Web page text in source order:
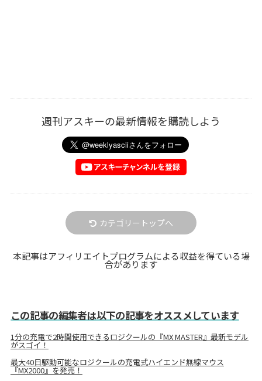
週刊アスキーの最新情報を購読しよう
カテゴリートップへ
本記事はアフィリエイトプログラムによる収益を得ている場
合があります
この記事の編集者は以下の記事をオススメしています
1分の充電で2時間使用できるロジクールの『MX MASTER』最新モデル
がスゴイ！
最大40日駆動可能なロジクールの充電式ハイエンド無線マウス
『MX2000』を発売！